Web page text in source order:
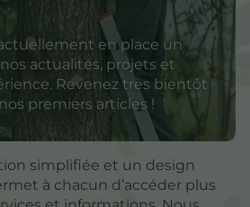
en place un
actualités, projets et
Revenez très bientôt
premiers articles !
simplifiée et un design
à chacun d’accéder plus